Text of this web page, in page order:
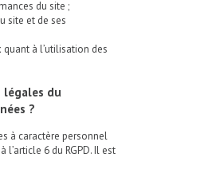
du site ;
site et de ses
à l’utilisation des
légales du
?
à caractère personnel
6 du RGPD. Il est